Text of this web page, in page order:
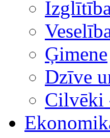
Ģimene
Dzīve
Cilvēki